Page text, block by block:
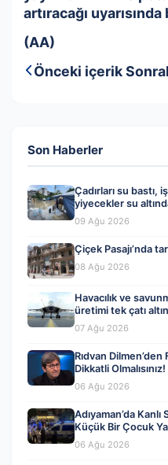
artıracağı
(AA)
Önceki içerik
Son Haberler
Çadırları su bastı,
yiyecekler su
09 Ağu 2026
Çiçek Pasajı’nda
08 Ağu 2026
Havacılık ve
üretimi tek çatı
07 Ağu 2026
Rıdvan
Dikkatli Olmalısınız!
06 Ağu 2026
Adıyaman’da Kanlı
Küçük Bir Çocuk
06 Ağu 2026